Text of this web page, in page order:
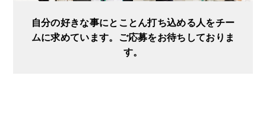
自分の好きな事にとことん打ち込める人をチー
ムに求めています。ご応募をお待ちしておりま
す。